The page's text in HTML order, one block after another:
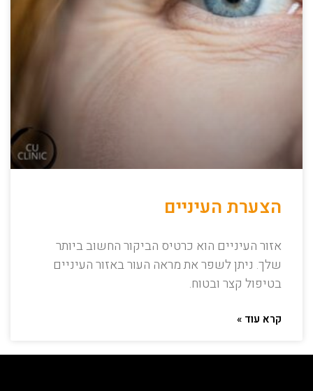
הצערת העיניים
אזור העיניים הוא כרטיס הביקור החשוב ביותר
שלך. ניתן לשפר את מראה העור באזור העיניים
בטיפול קצר ובטוח.
קרא עוד »